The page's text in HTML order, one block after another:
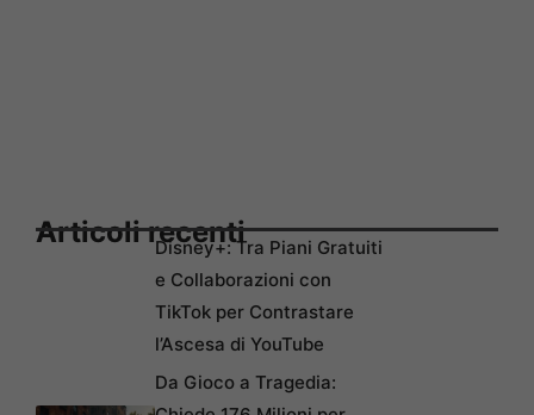
Articoli recentiDisney+: Tra Piani Gratuiti
e Collaborazioni con
TikTok per Contrastare
l’Ascesa di YouTube
Da Gioco a Tragedia: